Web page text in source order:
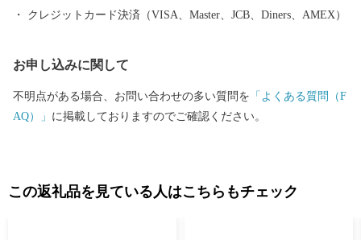
ヌー愛好家の聖地と言われる日本一の清流歴舟川。太平洋と海岸
大自然、アウトドアフィールドが広がっています。 ③大自然での
びのび子育て 大樹町の子育て環境はあたたかく、学びに溢れ、と
てもユニーク。酪農や漁業が身近にある強みを活かした「食育」
どもたちはまちの宝」。地域みんなが家族のように、あたたかく
クレジットカード決済（VISA、Master、JCB、Diners、AMEX）
お申し込みに関して
不明点がある場合、お問い合わせの多い質問を 「よくある質問（F
AQ）」 に掲載しておりますのでご確認ください。
この返礼品を見ている人はこちらもチェック